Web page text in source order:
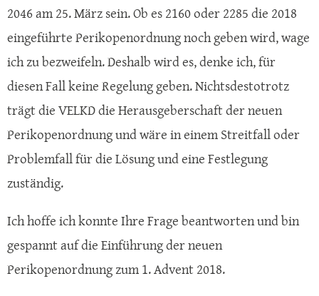
2046 am 25. März sein. Ob es 2160 oder 2285 die 2018
eingeführte Perikopenordnung noch geben wird, wage
ich zu bezweifeln. Deshalb wird es, denke ich, für
diesen Fall keine Regelung geben. Nichtsdestotrotz
trägt die VELKD die Herausgeberschaft der neuen
Perikopenordnung und wäre in einem Streitfall oder
Problemfall für die Lösung und eine Festlegung
zuständig.
Ich hoffe ich konnte Ihre Frage beantworten und bin
gespannt auf die Einführung der neuen
Perikopenordnung zum 1. Advent 2018.